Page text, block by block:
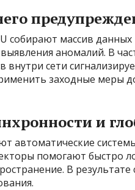
собирают массив
аномалий. В
внутри сети
заходные меры
и
автоматические
помогают быстро
В